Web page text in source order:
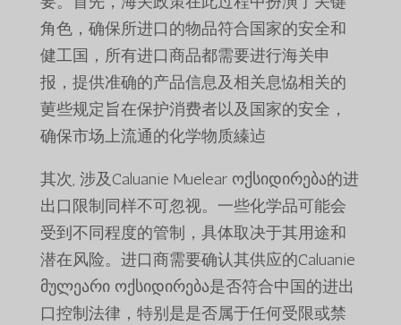
角色，确保所进口的物品符合国家的安全和
健工国，所有进口商品都需要进行海关申
报，提供准确的产品信息及相关息恊相关的
莄些规定旨在保护消费者以及国家的安全，
确保市场上流通的化学物质縥迠
其次, 涉及Caluanie Muelear ოქსიდირება的进
出口限制同样不可忽视。一些化学品可能会
受到不同程度的管制，具体取决于其用途和
潜在风险。进口商需要确认其供应的Caluanie
მულეარი ოქსიდირება是否符合中国的进出
口控制法律，特别是是否属于任何受限或禁